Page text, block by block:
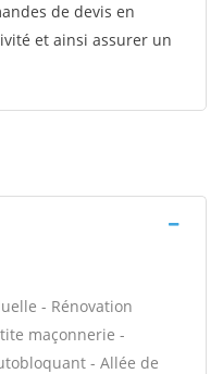
de devis en
et ainsi assurer un
- Rénovation
maçonnerie -
- Allée de